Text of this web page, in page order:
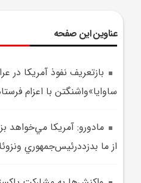
عناوین این صفحه
بازتعريف نفوذ آمريکا در
ساوايا»واشنگتن با اعزام
مادورو: آمريکا مي‌خواهد
از ما بدزددرئيس‌جمهوري